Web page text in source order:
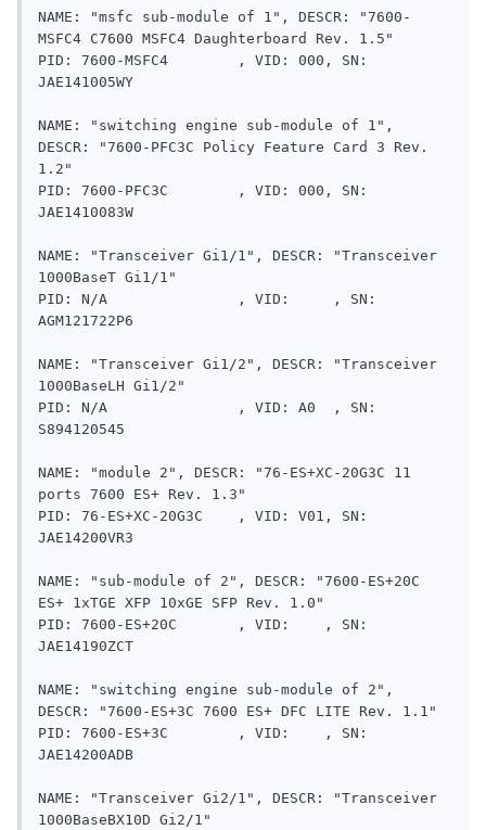
NAME: "msfc sub-module of 1", DESCR: "7600-
MSFC4 C7600 MSFC4 Daughterboard Rev. 1.5"
PID: 7600-MSFC4        , VID: 000, SN:
JAE141005WY
NAME: "switching engine sub-module of 1",
DESCR: "7600-PFC3C Policy Feature Card 3 Rev.
1.2"
PID: 7600-PFC3C        , VID: 000, SN:
JAE1410083W
NAME: "Transceiver Gi1/1", DESCR: "Transceiver
1000BaseT Gi1/1"
PID: N/A               , VID:     , SN:
AGM121722P6
NAME: "Transceiver Gi1/2", DESCR: "Transceiver
1000BaseLH Gi1/2"
PID: N/A               , VID: A0  , SN:
S894120545
NAME: "module 2", DESCR: "76-ES+XC-20G3C 11
ports 7600 ES+ Rev. 1.3"
PID: 76-ES+XC-20G3C    , VID: V01, SN:
JAE14200VR3
NAME: "sub-module of 2", DESCR: "7600-ES+20C
ES+ 1xTGE XFP 10xGE SFP Rev. 1.0"
PID: 7600-ES+20C       , VID:    , SN:
JAE14190ZCT
NAME: "switching engine sub-module of 2",
DESCR: "7600-ES+3C 7600 ES+ DFC LITE Rev. 1.1"
PID: 7600-ES+3C        , VID:    , SN:
JAE14200ADB
NAME: "Transceiver Gi2/1", DESCR: "Transceiver
1000BaseBX10D Gi2/1"